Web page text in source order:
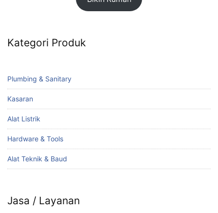
Kategori Produk
Plumbing & Sanitary
Kasaran
Alat Listrik
Hardware & Tools
Alat Teknik & Baud
Jasa / Layanan